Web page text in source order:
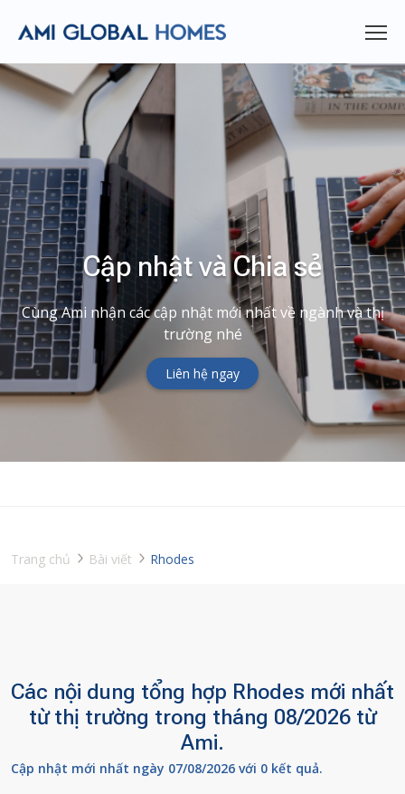
Cập nhật và Chia sẻ
Cùng Ami nhận các cập nhật mới nhất về ngành và thị
trường nhé
Liên hệ ngay
Trang chủ Bài viết Rhodes
Các nội dung tổng hợp Rhodes mới nhất
từ thị trường trong tháng 08/2026 từ
Ami.
Cập nhật mới nhất ngày 07/08/2026 với 0 kết quả.